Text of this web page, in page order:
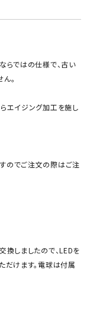
らではの仕様で、古い
。
エイジング加工を施し
のでご注文の際はご注
しましたので、LEDを
けます。電球は付属